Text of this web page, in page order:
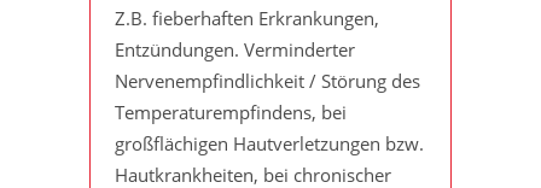
Z.B. fieberhaften Erkrankungen,
Entzündungen. Verminderter
Nervenempfindlichkeit / Störung des
Temperaturempfindens, bei
großflächigen Hautverletzungen bzw.
Hautkrankheiten, bei chronischer